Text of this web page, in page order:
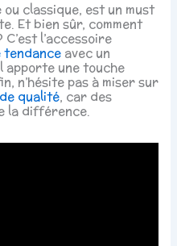
classique, est un must
Et bien sûr, comment
l’accessoire
tendance avec un
apporte une touche
n’hésite pas à miser sur
qualité, car des
la différence.